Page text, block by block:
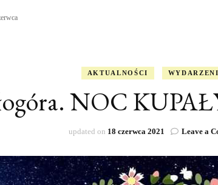
AKTUALNOŚCI
NOC
updated on 18 czerwca 2021 Leave a